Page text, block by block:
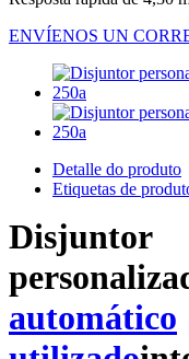
ENVÍENOS UN
Detalle do produto
Etiquetas de
Disjuntor
automático